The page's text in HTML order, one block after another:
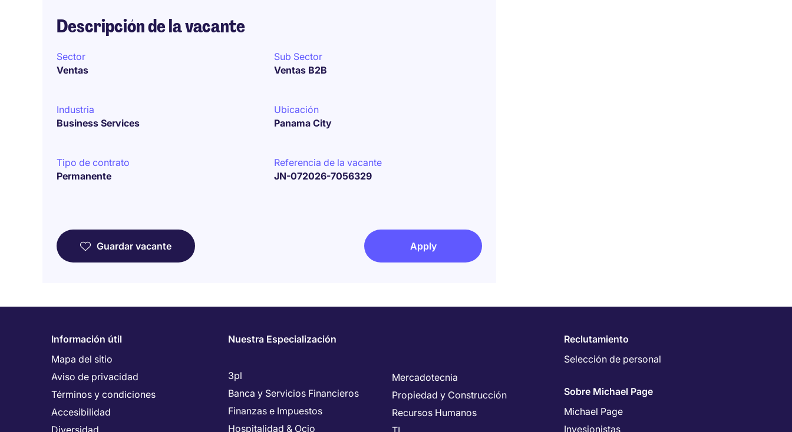
Descripción de la vacante
Sector
Ventas
Sub Sector
Ventas B2B
Industria
Business Services
Ubicación
Panama City
Tipo de contrato
Permanente
Referencia de la vacante
JN-072026-7056329
Guardar vacante Apply
Información útil
Mapa del sitio
Aviso de privacidad
Términos y condiciones
Accesibilidad
Diversidad
Nuestra Especialización
3pl
Banca y Servicios Financieros
Finanzas e Impuestos
Hospitalidad & Ocio
Mercadotecnia
Propiedad y Construcción
Recursos Humanos
Reclutamiento
Selección de personal
Sobre Michael Page
Michael Page
Invesionistas